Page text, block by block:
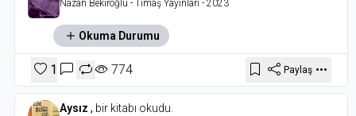
Nazan Bekiroğlu - Timaş Yayınları - 2023
Okuma Durumu
1 774 Paylaş
Aysız , bir kitabı okudu.